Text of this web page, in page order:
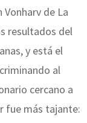
de La
resultados del
y está el
al
cercano a
fue más tajante: